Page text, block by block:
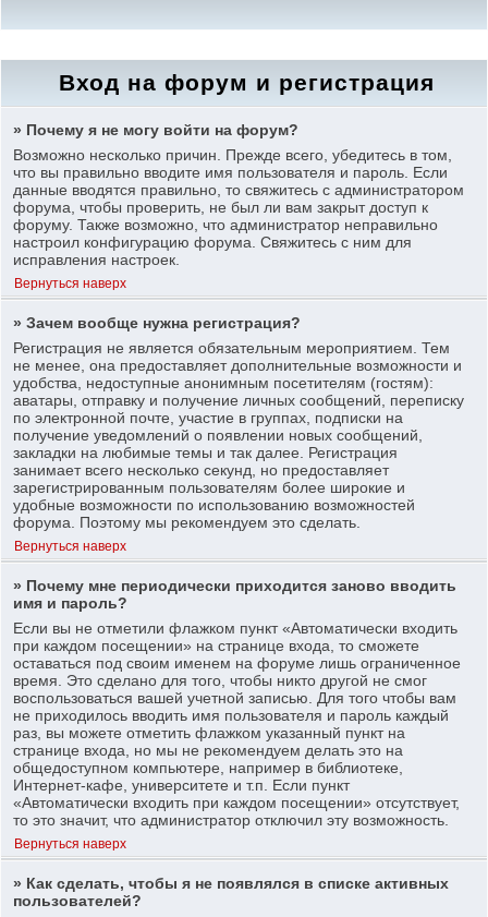
Вход на форум и регистрация
» Почему я не могу войти на форум?
Возможно несколько причин. Прежде всего, убедитесь в том,
что вы правильно вводите имя пользователя и пароль. Если
данные вводятся правильно, то свяжитесь с администратором
форума, чтобы проверить, не был ли вам закрыт доступ к
форуму. Также возможно, что администратор неправильно
настроил конфигурацию форума. Свяжитесь с ним для
исправления настроек.
Вернуться наверх
» Зачем вообще нужна регистрация?
Регистрация не является обязательным мероприятием. Тем
не менее, она предоставляет дополнительные возможности и
удобства, недоступные анонимным посетителям (гостям):
аватары, отправку и получение личных сообщений, переписку
по электронной почте, участие в группах, подписки на
получение уведомлений о появлении новых сообщений,
закладки на любимые темы и так далее. Регистрация
занимает всего несколько секунд, но предоставляет
зарегистрированным пользователям более широкие и
удобные возможности по использованию возможностей
форума. Поэтому мы рекомендуем это сделать.
Вернуться наверх
» Почему мне периодически приходится заново вводить
имя и пароль?
Если вы не отметили флажком пункт «Автоматически входить
при каждом посещении» на странице входа, то сможете
оставаться под своим именем на форуме лишь ограниченное
время. Это сделано для того, чтобы никто другой не смог
воспользоваться вашей учетной записью. Для того чтобы вам
не приходилось вводить имя пользователя и пароль каждый
раз, вы можете отметить флажком указанный пункт на
странице входа, но мы не рекомендуем делать это на
общедоступном компьютере, например в библиотеке,
Интернет-кафе, университете и т.п. Если пункт
«Автоматически входить при каждом посещении» отсутствует,
то это значит, что администратор отключил эту возможность.
Вернуться наверх
» Как сделать, чтобы я не появлялся в списке активных
пользователей?